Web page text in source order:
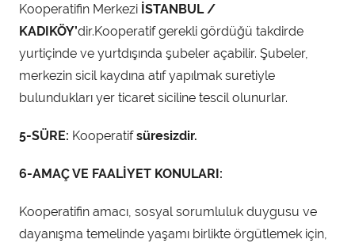
Kooperatifin Merkezi İSTANBUL /
KADIKÖY’dir.Kooperatif gerekli gördüğü takdirde
yurtiçinde ve yurtdışında şubeler açabilir. Şubeler,
merkezin sicil kaydına atıf yapılmak suretiyle
bulundukları yer ticaret siciline tescil olunurlar.
5-SÜRE: Kooperatifsüresizdir.
6-AMAÇ VE FAALİYET KONULARI:
Kooperatifin amacı, sosyal sorumluluk duygusu ve
dayanışma temelinde yaşamı birlikte örgütlemek için,